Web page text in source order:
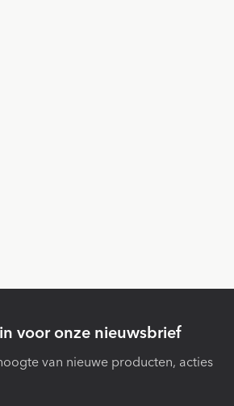
voor onze nieuwsbrief
van nieuwe producten, acties